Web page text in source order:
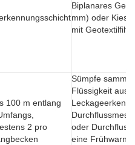
Biplanares
mm) oder Kies
mit
100 m entlang
2 pro
Sümpfe
Flüssigkeit aus
oder
eine